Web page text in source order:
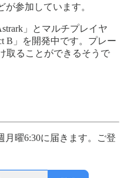
が参加しています。
」とマルチプレイヤ
B」を開発中です。プレー
取ることができるそうで
月曜6:30に届きます。ご登